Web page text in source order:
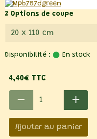
2 Options de coupe
Disponibilité : En stock
4,40€ TTC
Ajouter au panier